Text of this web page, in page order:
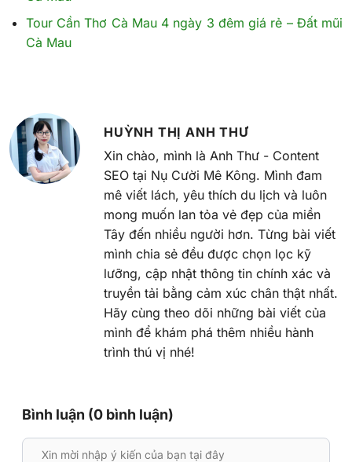
Tour Cần Thơ Cà Mau 4 ngày 3 đêm giá rẻ – Đất mũi
Cà Mau
HUỲNH THỊ ANH THƯ
Xin chào, mình là Anh Thư - Content
SEO tại Nụ Cười Mê Kông. Mình đam
mê viết lách, yêu thích du lịch và luôn
mong muốn lan tỏa vẻ đẹp của miền
Tây đến nhiều người hơn. Từng bài viết
mình chia sẻ đều được chọn lọc kỹ
lưỡng, cập nhật thông tin chính xác và
truyền tải bằng cảm xúc chân thật nhất.
Hãy cùng theo dõi những bài viết của
mình để khám phá thêm nhiều hành
trình thú vị nhé!
Bình luận (0 bình luận)